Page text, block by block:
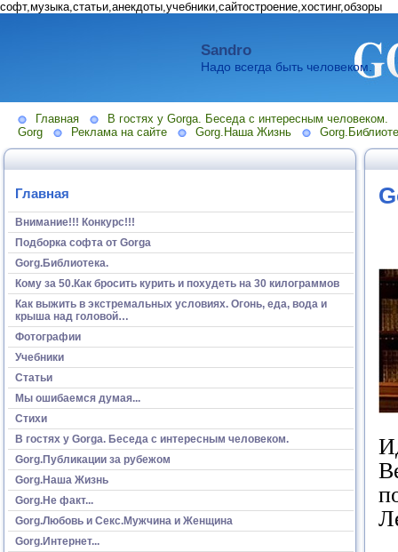
софт,музыка,статьи,анекдоты,учебники,сайтостроение,хостинг,обзоры
Sandro
Надо всегда быть человеком.
Главная
В гостях у Gorga. Беседа с интересным человеком.
Gorg
Реклама на сайте Gorg.Наша Жизнь
Главная
Внимание!!! Конкурс!!!
Подборка софта от Gorga
Gorg.Библиотека.
Кому за 50.Как бросить курить и похудеть на 30 килограммов
Как выжить в экстремальных условиях. Огонь, еда, вода и
крыша над головой…
Фотографии
Учебники
Статьи
Мы ошибаемся думая...
Стихи
В гостях у Gorga. Беседа с интересным человеком.
Gorg.Публикации за рубежом
Gorg.Наша Жизнь
Gorg.Не факт...
Gorg.Любовь и Секс.Мужчина и Женщина
Gorg.Интернет...